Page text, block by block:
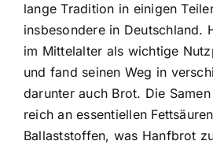
lange Tradition in einigen
insbesondere in Deutschland.
im Mittelalter als wichtige
und fand seinen Weg in
darunter auch Brot. Die
reich an essentiellen
Ballaststoffen, was Hanfbrot